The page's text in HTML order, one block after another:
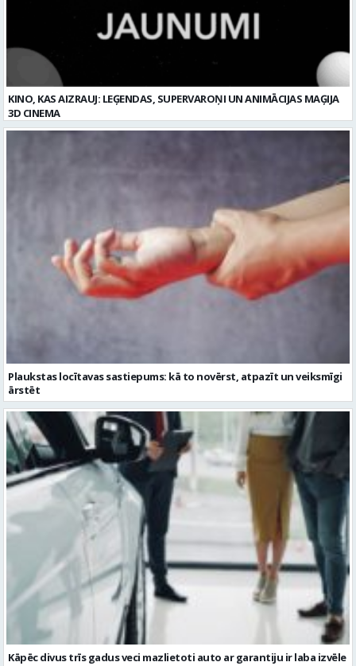
KINO, KAS AIZRAUJ: LEĢENDAS, SUPERVAROŅI UN ANIMĀCIJAS MAĢIJA
3D CINEMA
Plaukstas locītavas sastiepums: kā to novērst, atpazīt un veiksmīgi
ārstēt
Kāpēc divus trīs gadus veci mazlietoti auto ar garantiju ir laba izvēle